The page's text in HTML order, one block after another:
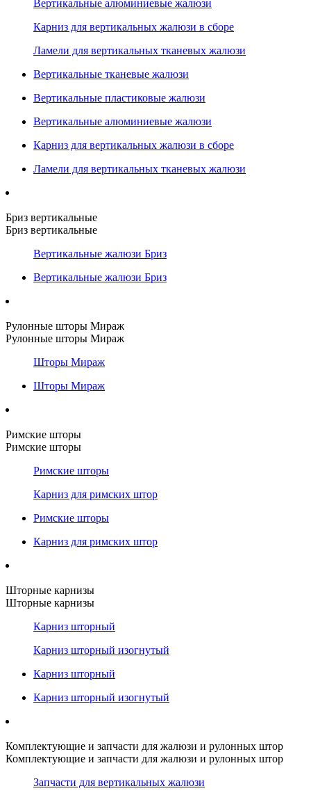
Вертикальные алюминиевые жалюзи
Карниз для вертикальных жалюзи в сборе
Ламели для вертикальных тканевых жалюзи
Вертикальные тканевые жалюзи
Вертикальные пластиковые жалюзи
Вертикальные алюминиевые жалюзи
Карниз для вертикальных жалюзи в сборе
Ламели для вертикальных тканевых жалюзи
Бриз вертикальные
Бриз вертикальные
Вертикальные жалюзи Бриз
Вертикальные жалюзи Бриз
Рулонные шторы Мираж
Рулонные шторы Мираж
Шторы Мираж
Шторы Мираж
Римские шторы
Римские шторы
Римские шторы
Карниз для римских штор
Римские шторы
Карниз для римских штор
Шторные карнизы
Шторные карнизы
Карниз шторный
Карниз шторный изогнутый
Карниз шторный
Карниз шторный изогнутый
Комплектующие и запчасти для жалюзи и рулонных штор
Комплектующие и запчасти для жалюзи и рулонных штор
Запчасти для вертикальных жалюзи